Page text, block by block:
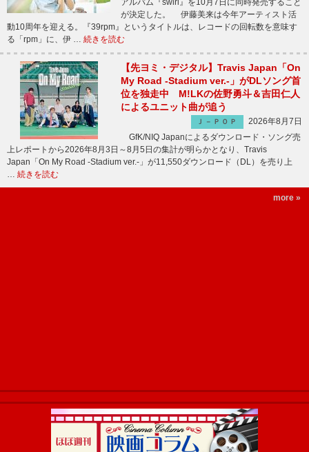
アルバム『swirl』を10月7日に同時発売すること
が決定した。 伊藤美来は今年アーティスト活
動10周年を迎える。『39rpm』というタイトルは、レコードの回転数を意味す
る「rpm」に、伊 … 続きを読む
【先ヨミ・デジタル】Travis Japan「On
My Road -Stadium ver.-」がDLソング首
位を独走中 M!LKの佐野勇斗＆吉田仁人
によるユニット曲が追う
Ｊ－ＰＯＰ
2026年8月7日
GfK/NIQ Japanによるダウンロード・ソング売
上レポートから2026年8月3日～8月5日の集計が明らかとなり、Travis
Japan「On My Road -Stadium ver.-」が11,550ダウンロード（DL）を売り上
… 続きを読む
more »